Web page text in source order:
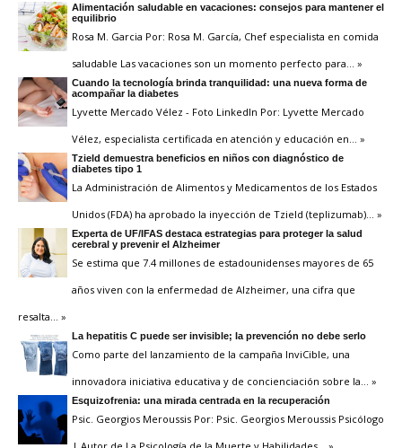
Alimentación saludable en vacaciones: consejos para mantener el
equilibrio
Rosa M. Garcia Por: Rosa M. García, Chef especialista en comida
saludable Las vacaciones son un momento perfecto para … »
Cuando la tecnología brinda tranquilidad: una nueva forma de
acompañar la diabetes
Lyvette Mercado Vélez - Foto LinkedIn Por: Lyvette Mercado
Vélez, especialista certificada en atención y educación en … »
Tzield demuestra beneficios en niños con diagnóstico de
diabetes tipo 1
La Administración de Alimentos y Medicamentos de los Estados
Unidos (FDA) ha aprobado la inyección de Tzield (teplizumab) … »
Experta de UF/IFAS destaca estrategias para proteger la salud
cerebral y prevenir el Alzheimer
Se estima que 7.4 millones de estadounidenses mayores de 65
años viven con la enfermedad de Alzheimer, una cifra que
resalta … »
La hepatitis C puede ser invisible; la prevención no debe serlo
Como parte del lanzamiento de la campaña InviCible, una
innovadora iniciativa educativa y de concienciación sobre la … »
Esquizofrenia: una mirada centrada en la recuperación
Psic. Georgios Meroussis Por: Psic. Georgios Meroussis Psicólogo